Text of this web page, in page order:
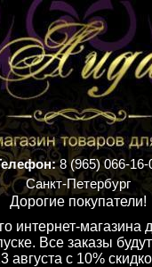
8 (965) 066-16-
Санкт-Петербург
Дорогие покупатели!
интернет-магазина
Все заказы
августа с 10%